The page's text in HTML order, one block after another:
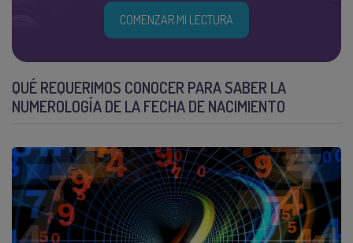
COMENZAR MI LECTURA
QUÉ REQUERIMOS CONOCER PARA SABER LA
NUMEROLOGÍA DE LA FECHA DE NACIMIENTO